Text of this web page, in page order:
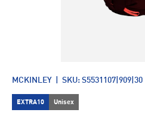
MCKINLEY SKU: S5531107|909|30
EXTRA10 Unisex